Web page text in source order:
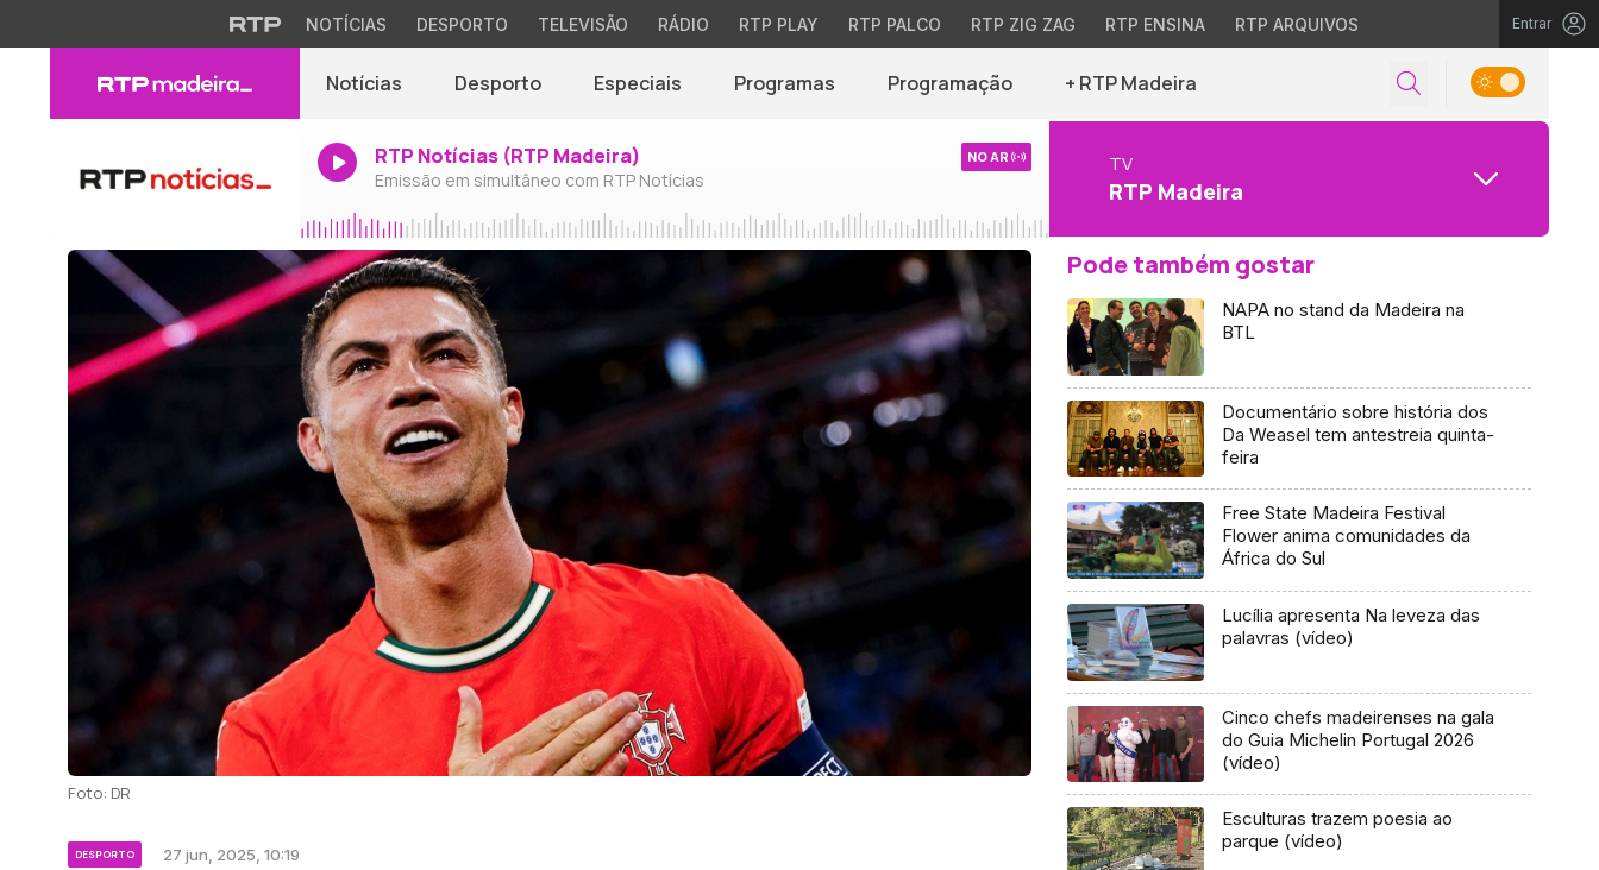
NOTÍCIAS DESPORTO TELEVISÃO RÁDIO RTP PLAY RTP PALCO RTP ZIG ZAG RTP ENSINA RTP ARQUIVOS Entrar
Notícias Desporto Especiais Programas Programação + RTP Madeira
RTP Notícias (RTP Madeira)
Emissão em simultâneo com RTP Notícias
NO AR TV
RTP Madeira
Foto: DR
DESPORTO 27 jun, 2025, 10:19
Pode também gostar
NAPA no stand da Madeira na
BTL
Documentário sobre história dos
Da Weasel tem antestreia quinta-
feira
Free State Madeira Festival
Flower anima comunidades da
África do Sul
Lucília apresenta Na leveza das
palavras (vídeo)
Cinco chefs madeirenses na gala
do Guia Michelin Portugal 2026
(vídeo)
Esculturas trazem poesia ao
parque (vídeo)